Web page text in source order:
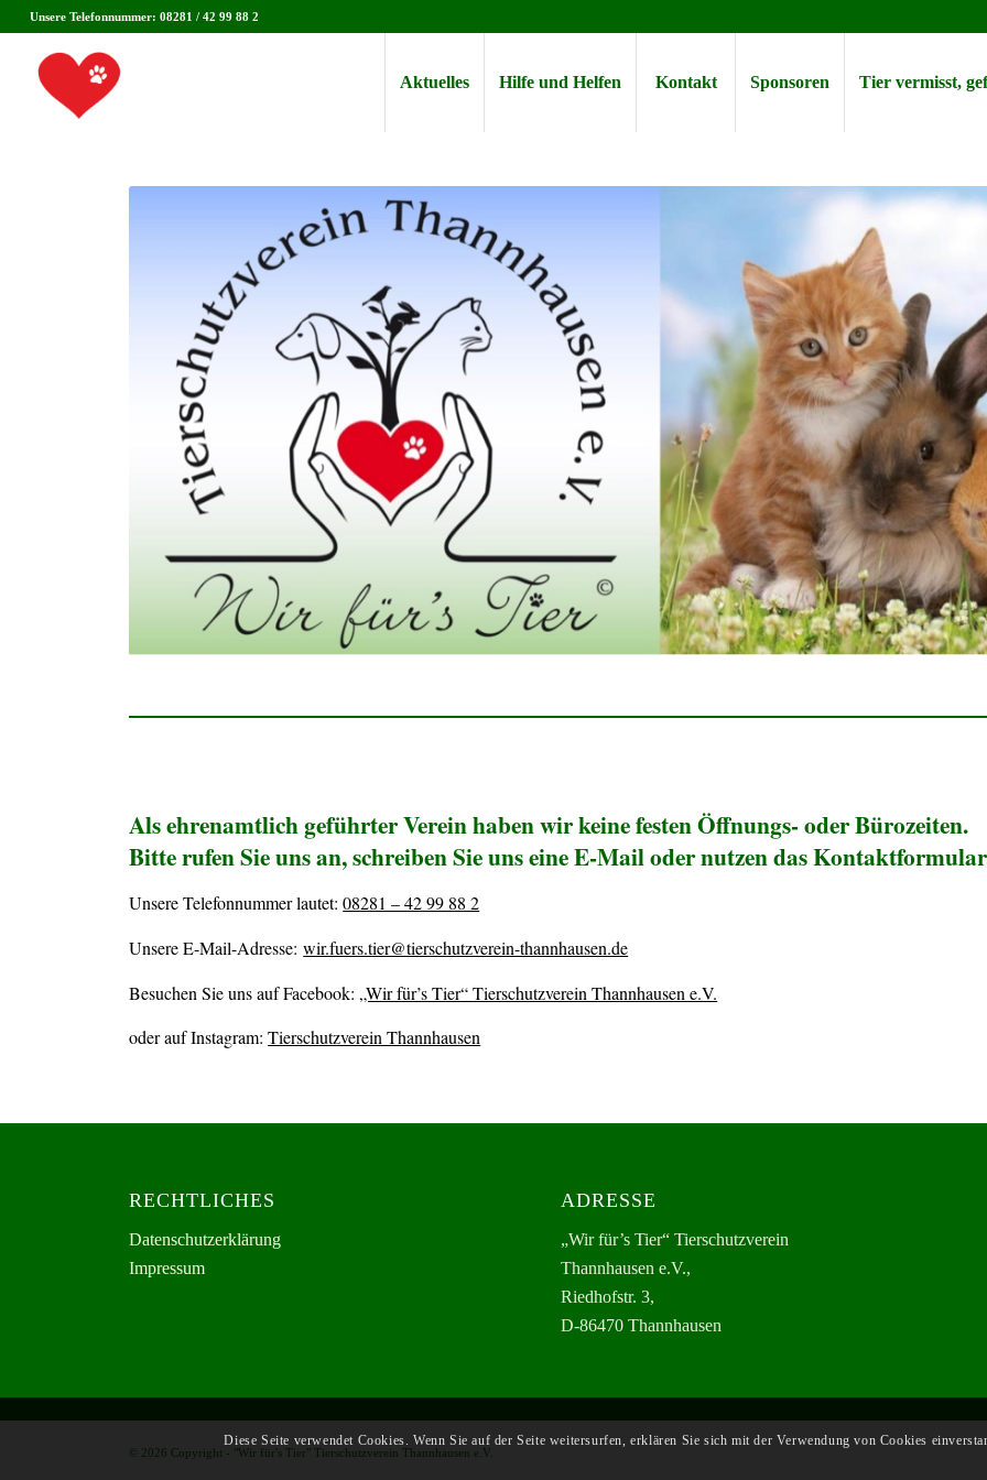
Unsere Telefonnummer: 08281 / 42 99 88 2
Aktuelles Hilfe und Helfen Kontakt Sponsoren Tier vermisst,
Als ehrenamtlich geführter Verein haben wir keine festen Öffnungs- oder Bürozeiten.
Bitte rufen Sie uns an, schreiben Sie uns eine E-Mail oder nutzen das
Unsere Telefonnummer lautet:08281 – 42 99 88 2
Unsere E-Mail-Adresse:wir.fuers.tier@tierschutzverein-thannhausen.de
Besuchen Sie uns auf Facebook: „Wir für’s Tier“ Tierschutzverein Thannhausen e.V.
oder auf Instagram:Tierschutzverein Thannhausen
RECHTLICHES
Datenschutzerklärung
Impressum
ADRESSE
„Wir für’s Tier“ Tierschutzverein
Thannhausen e.V.,
Riedhofstr. 3,
D-86470 Thannhausen
© 2026 Copyright - "Wir für's Tier" Tierschutzverein Thannhausen e.V.
Diese Seite verwendet Cookies. Wenn Sie auf der Seite weitersurfen, erklären Sie sich mit der Verwendung von Cookies